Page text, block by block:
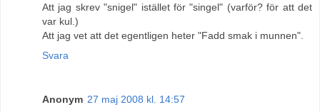
Att jag skrev "snigel" istället för "singel" (varför? för att det
var kul.)
Att jag vet att det egentligen heter "Fadd smak i munnen".
Svara
Anonym 27 maj 2008 kl. 14:57